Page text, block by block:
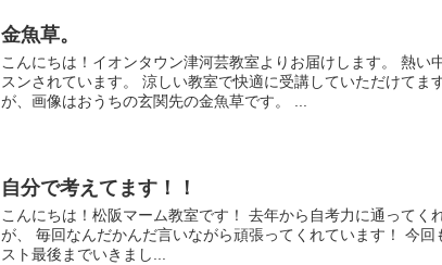
金魚草。
こんにちは！イオンタウン津河芸教室よりお届けします。 熱い
スンされています。 涼しい教室で快適に受講していただけてま
が、画像はおうちの玄関先の金魚草です。 ...
自分で考えてます！！
こんにちは！松阪マーム教室です！ 去年から自考力に通ってく
が、 毎回なんだかんだ言いながら頑張ってくれています！ 今
スト最後までいきまし...